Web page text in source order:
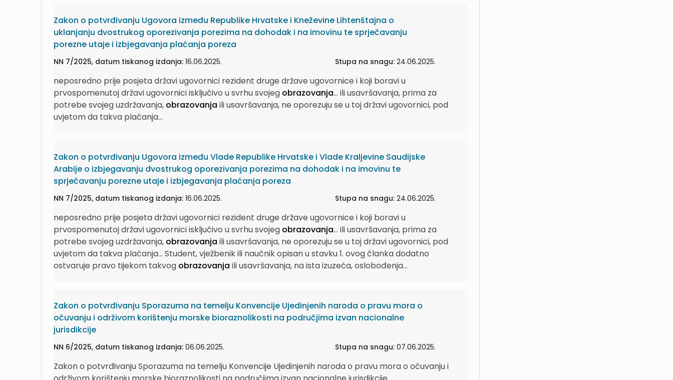
Zakon o potvrđivanju Ugovora između Republike Hrvatske i Kneževine Lihtenštajna o
uklanjanju dvostrukog oporezivanja porezima na dohodak i na imovinu te sprječavanju
porezne utaje i izbjegavanja plaćanja poreza
NN 7/2025, datum tiskanog izdanja: 16.06.2025. Stupa na snagu:24.06.2025.
neposredno prije posjeta državi ugovornici rezident druge države ugovornice i koji boravi u
prvospomenutoj državi ugovornici isključivo u svrhu svojeg obrazovanja... ili usavršavanja, prima za
potrebe svojeg uzdržavanja, obrazovanja ili usavršavanja, ne oporezuju se u toj državi ugovornici, pod
uvjetom da takva plaćanja...
Zakon o potvrđivanju Ugovora između Vlade Republike Hrvatske i Vlade Kraljevine Saudijske
Arabije o izbjegavanju dvostrukog oporezivanja porezima na dohodak i na imovinu te
sprječavanju porezne utaje i izbjegavanja plaćanja poreza
NN 7/2025, datum tiskanog izdanja: 16.06.2025. Stupa na snagu:24.06.2025.
neposredno prije posjeta državi ugovornici rezident druge države ugovornice i koji boravi u
prvospomenutoj državi ugovornici isključivo u svrhu svojeg obrazovanja... ili usavršavanja, prima za
potrebe svojeg uzdržavanja, obrazovanja ili usavršavanja, ne oporezuju se u toj državi ugovornici, pod
uvjetom da takva plaćanja... Student, vježbenik ili naučnik opisan u stavku 1. ovog članka dodatno
ostvaruje pravo tijekom takvog obrazovanja ili usavršavanja, na ista izuzeća, oslobođenja...
Zakon o potvrđivanju Sporazuma na temelju Konvencije Ujedinjenih naroda o pravu mora o
očuvanju i održivom korištenju morske bioraznolikosti na područjima izvan nacionalne
jurisdikcije
NN 6/2025, datum tiskanog izdanja: 06.06.2025. Stupa na snagu:07.06.2025.
Zakon o potvrđivanju Sporazuma na temelju Konvencije Ujedinjenih naroda o pravu mora o očuvanju i